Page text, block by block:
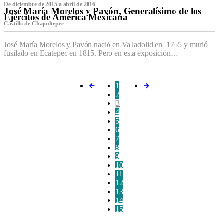
De diciembre de 2015 a abril de 2016
José María Morelos y Pavón, Generalísimo de los
Ejércitos de América Mexicana
C‌astillo de Chapultepec
José María Morelos y Pavón nació en Valladolid en 1765 y murió
fusilado en Ecatepec en 1815. Pero en esta exposición…
1
2
3
4
5
6
7
8
9
10
11
12
13
14
15